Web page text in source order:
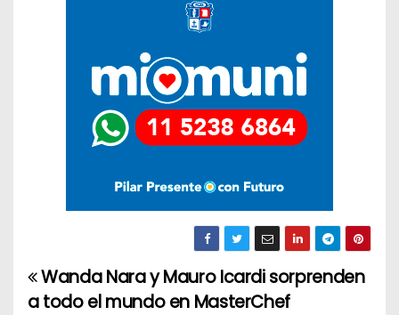
NWanda Nara y Mauro Icardi sorprenden
a todo el mundo en MasterChef